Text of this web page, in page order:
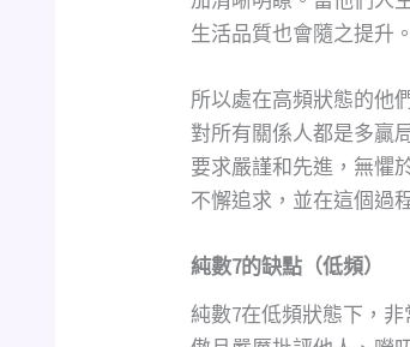
生活品質也會隨之提升。
所以處在高頻狀態的他
對所有關係人都是多贏
要求嚴謹和先進，無懼
不懈追求，並在這個過
純數7的缺點（低頻）
純數7在低頻狀態下，